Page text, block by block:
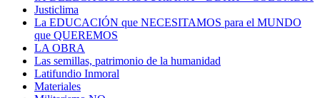
Justiclima
La EDUCACIÓN que NECESITAMOS para el MUNDO
que QUEREMOS
LA OBRA
Las semillas, patrimonio de la humanidad
Latifundio Inmoral
Materiales